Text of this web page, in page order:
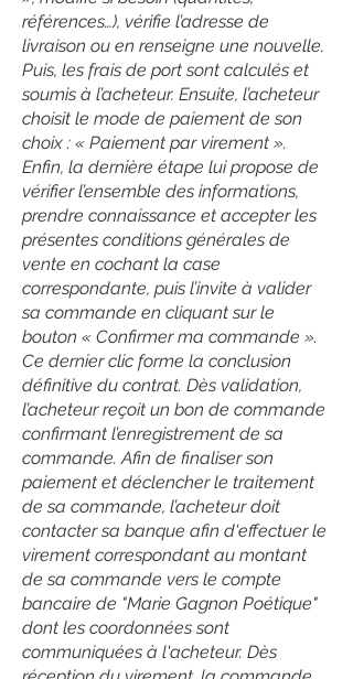
références…), vérifie l’adresse de
livraison ou en renseigne une nouvelle.
Puis, les frais de port sont calculés et
soumis à l’acheteur. Ensuite, l’acheteur
choisit le mode de paiement de son
choix : « Paiement par virement ».
Enfin, la dernière étape lui propose de
vérifier l’ensemble des informations,
prendre connaissance et accepter les
présentes conditions générales de
vente en cochant la case
correspondante, puis l’invite à valider
sa commande en cliquant sur le
bouton « Confirmer ma commande ».
Ce dernier clic forme la conclusion
définitive du contrat. Dès validation,
l’acheteur reçoit un bon de commande
confirmant l’enregistrement de sa
commande. Afin de finaliser son
paiement et déclencher le traitement
de sa commande, l’acheteur doit
contacter sa banque afin d'effectuer le
virement correspondant au montant
de sa commande vers le compte
bancaire de "Marie Gagnon Poétique"
dont les coordonnées sont
communiquées à l'acheteur. Dès